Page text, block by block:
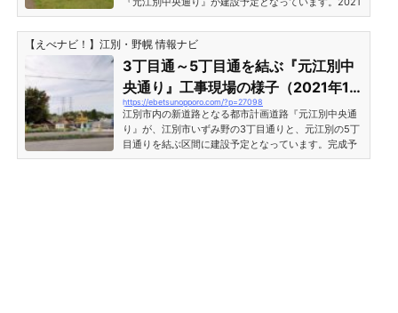
年度から3丁目通り側から工事が始まり、完成は2026
年度を予定しているとのことです。【江別市】3丁目
通と5丁目通を結ぶ『元江別中央通』を新設 2026年度
完成予定 https://www.city.ebetsu.hokkaido.jp/uploa
ded/attachment/41719.pdf江別市いずみ野・元江別に
建設予定の新道路『元江別中央通』の計画図。『元江
別中央通り』は、3丁目通りの『市営墓地やすらぎ
苑・江別市葬祭場』...
【えべナビ！】江別・野幌 情報ナビ
3丁目通～5丁目通を結ぶ『元江別中
央通り』工事現場の様子（2021年10
月1日現在）
https://ebetsunopporo.com/?p=27098
江別市内の新道路となる都市計画道路『元江別中央通
り』が、江別市いずみ野の3丁目通りと、元江別の5丁
目通りを結ぶ区間に建設予定となっています。完成予
定は2026年度となっており、開通はかなり先の話では